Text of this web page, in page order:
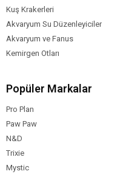
Kuş Krakerleri
Akvaryum Su Düzenleyiciler
Akvaryum ve Fanus
Kemirgen Otları
Popüler Markalar
Pro Plan
Paw Paw
N&D
Trixie
Mystic